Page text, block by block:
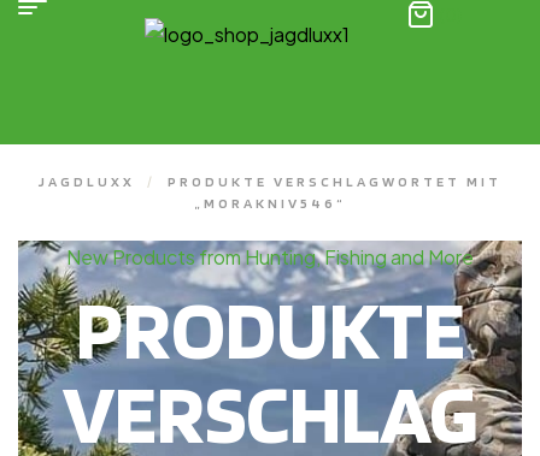
JAGDLUXX /
PRODUKTE VERSCHLAGWORTET MIT
„MORAKNIV546“
New Products from Hunting, Fishing and More
PRODUKTE
VERSCHLAG